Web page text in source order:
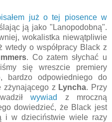
już o tej piosence w
ją jako "Lanopodobną".
wokalistka niewątpliwie
wtedy o współpracy Black z
. Co zatem słychać u
się wreszcie premiery
, bardzo odpowiedniego do
zżynającego z Lyncha. Przy
wywiad z mroczną
dowiedzieć, że Black jest
i w dzieciństwie wiele razy